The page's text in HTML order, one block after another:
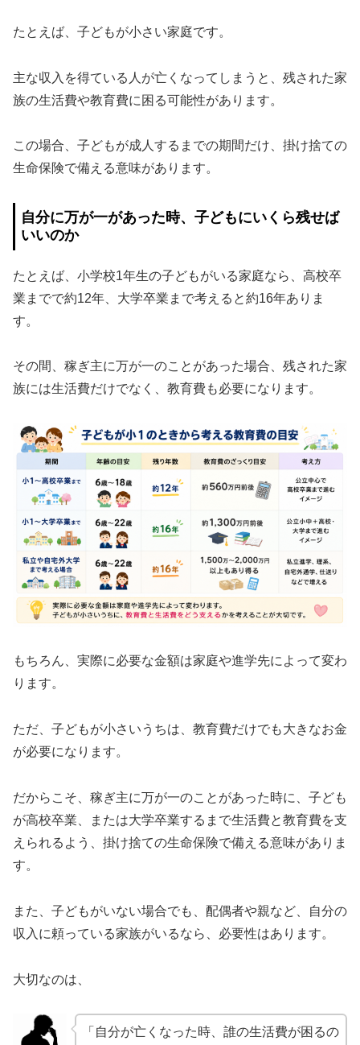
たとえば、子どもが小さい家庭です。
主な収入を得ている人が亡くなってしまうと、残された家
族の生活費や教育費に困る可能性があります。
この場合、子どもが成人するまでの期間だけ、掛け捨ての
生命保険で備える意味があります。
自分に万が一があった時、子どもにいくら残せば
いいのか
たとえば、小学校1年生の子どもがいる家庭なら、高校卒
業までで約12年、大学卒業まで考えると約16年ありま
す。
その間、稼ぎ主に万が一のことがあった場合、残された家
族には生活費だけでなく、教育費も必要になります。
もちろん、実際に必要な金額は家庭や進学先によって変わ
ります。
ただ、子どもが小さいうちは、教育費だけでも大きなお金
が必要になります。
だからこそ、稼ぎ主に万が一のことがあった時に、子ども
が高校卒業、または大学卒業するまで生活費と教育費を支
えられるよう、掛け捨ての生命保険で備える意味がありま
す。
また、子どもがいない場合でも、配偶者や親など、自分の
収入に頼っている家族がいるなら、必要性はあります。
大切なのは、
「自分が亡くなった時、誰の生活費が困るの